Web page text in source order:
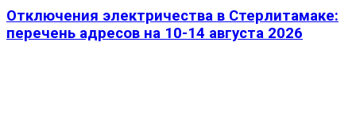
Отключения электричества в Стерлитамаке:
перечень адресов на 10-14 августа 2026